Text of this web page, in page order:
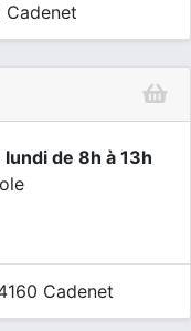
Cadenet
de 8h à 13h
Cadenet